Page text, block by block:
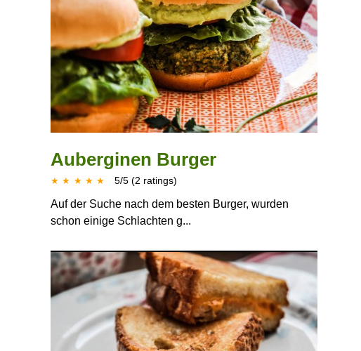
Auberginen Burger
★ ★ ★ ★ ★ 5/5 (2 ratings)
Auf der Suche nach dem besten Burger, wurden
schon einige Schlachten g...